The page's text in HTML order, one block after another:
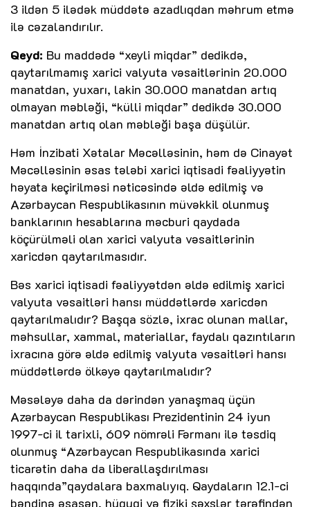
3 ildən 5 ilədək müddətə azadlıqdan məhrum etmə
ilə cəzalandırılır.
Qeyd: Bu maddədə “xeyli miqdar” dedikdə,
qaytarılmamış xarici valyuta vəsaitlərinin 20.000
manatdan, yuxarı, lakin 30.000 manatdan artıq
olmayan məbləği, “külli miqdar” dedikdə 30.000
manatdan artıq olan məbləği başa düşülür.
Həm İnzibati Xətalar Məcəlləsinin, həm də Cinayət
Məcəlləsinin əsas tələbi xarici iqtisadi fəaliyyətin
həyata keçirilməsi nəticəsində əldə edilmiş və
Azərbaycan Respublikasının müvəkkil olunmuş
banklarının hesablarına məcburi qaydada
köçürülməli olan xarici valyuta vəsaitlərinin
xaricdən qaytarılmasıdır.
Bəs xarici iqtisadi fəaliyyətdən əldə edilmiş xarici
valyuta vəsaitləri hansı müddətlərdə xaricdən
qaytarılmalıdır? Başqa sözlə, ixrac olunan mallar,
məhsullar, xammal, materiallar, faydalı qazıntıların
ixracına görə əldə edilmiş valyuta vəsaitləri hansı
müddətlərdə ölkəyə qaytarılmalıdır?
Məsələyə daha da dərindən yanaşmaq üçün
Azərbaycan Respublikası Prezidentinin 24 iyun
1997-ci il tarixli, 609 nömrəli Fərmanı ilə təsdiq
olunmuş “Azərbaycan Respublikasında xarici
ticarətin daha da liberallaşdırılması
haqqında”qaydalara baxmalıyıq. Qaydaların 12.1-ci
bəndinə əsasən, hüquqi və fiziki şəxslər tərəfindən